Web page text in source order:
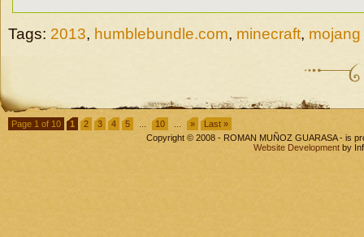
Tags: 2013, humblebundle.com, minecraft, mojang
Page 1 of 10 1 2 3 4 5 10 »
Last »
Copyright © 2008 - ROMAN MUÑOZ GUARASA - is
Website Development by